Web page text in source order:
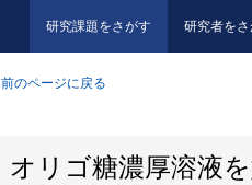
研究課題をさがす 研究者を
前のページに戻る
オリゴ糖濃厚溶液